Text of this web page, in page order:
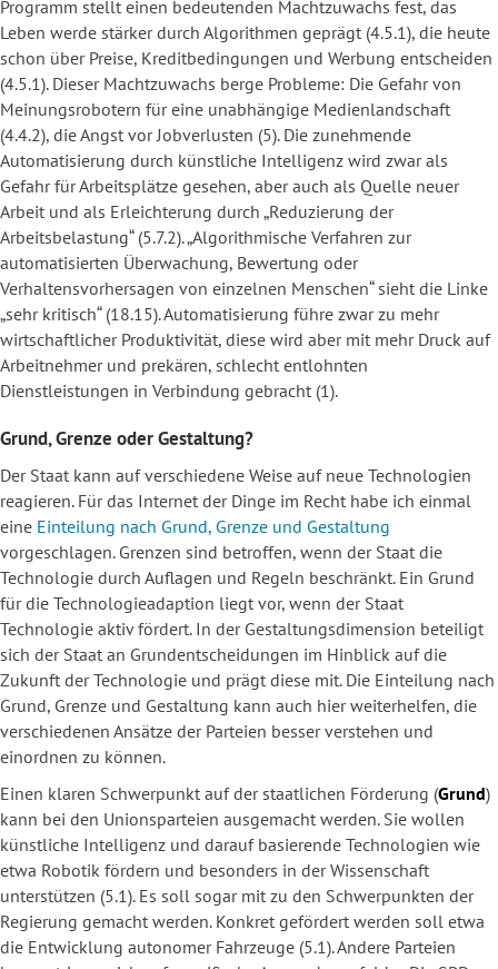
Programm stellt einen bedeutenden Machtzuwachs fest, das
Leben werde stärker durch Algorithmen geprägt (4.5.1), die heute
schon über Preise, Kreditbedingungen und Werbung entscheiden
(4.5.1). Dieser Machtzuwachs berge Probleme: Die Gefahr von
Meinungsrobotern für eine unabhängige Medienlandschaft
(4.4.2), die Angst vor Jobverlusten (5). Die zunehmende
Automatisierung durch künstliche Intelligenz wird zwar als
Gefahr für Arbeitsplätze gesehen, aber auch als Quelle neuer
Arbeit und als Erleichterung durch „Reduzierung der
Arbeitsbelastung“ (5.7.2). „Algorithmische Verfahren zur
automatisierten Überwachung, Bewertung oder
Verhaltensvorhersagen von einzelnen Menschen“ sieht die Linke
„sehr kritisch“ (18.15). Automatisierung führe zwar zu mehr
wirtschaftlicher Produktivität, diese wird aber mit mehr Druck auf
Arbeitnehmer und prekären, schlecht entlohnten
Dienstleistungen in Verbindung gebracht (1).
Grund, Grenze oder Gestaltung?
Der Staat kann auf verschiedene Weise auf neue Technologien
reagieren. Für das Internet der Dinge im Recht habe ich einmal
eine Einteilung nach Grund, Grenze und Gestaltung
vorgeschlagen. Grenzen sind betroffen, wenn der Staat die
Technologie durch Auflagen und Regeln beschränkt. Ein Grund
für die Technologieadaption liegt vor, wenn der Staat
Technologie aktiv fördert. In der Gestaltungsdimension beteiligt
sich der Staat an Grundentscheidungen im Hinblick auf die
Zukunft der Technologie und prägt diese mit. Die Einteilung nach
Grund, Grenze und Gestaltung kann auch hier weiterhelfen, die
verschiedenen Ansätze der Parteien besser verstehen und
einordnen zu können.
Einen klaren Schwerpunkt auf der staatlichen Förderung (Grund)
kann bei den Unionsparteien ausgemacht werden. Sie wollen
künstliche Intelligenz und darauf basierende Technologien wie
etwa Robotik fördern und besonders in der Wissenschaft
unterstützen (5.1). Es soll sogar mit zu den Schwerpunkten der
Regierung gemacht werden. Konkret gefördert werden soll etwa
die Entwicklung autonomer Fahrzeuge (5.1). Andere Parteien